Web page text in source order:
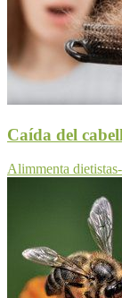
Caída del
Alimmenta